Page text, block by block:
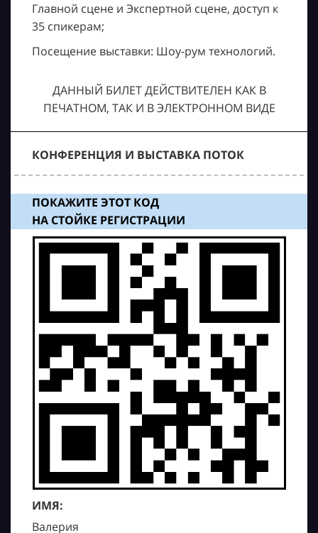
Главной сцене и Экспертной сцене, доступ к
35 спикерам;
Посещение выставки: Шоу-рум технологий.
ДАННЫЙ БИЛЕТ ДЕЙСТВИТЕЛЕН КАК В
ПЕЧАТНОМ, ТАК И В ЭЛЕКТРОННОМ ВИДЕ
КОНФЕРЕНЦИЯ И ВЫСТАВКА ПОТОК
ПОКАЖИТЕ ЭТОТ КОД
НА СТОЙКЕ РЕГИСТРАЦИИ
ИМЯ:
Валерия